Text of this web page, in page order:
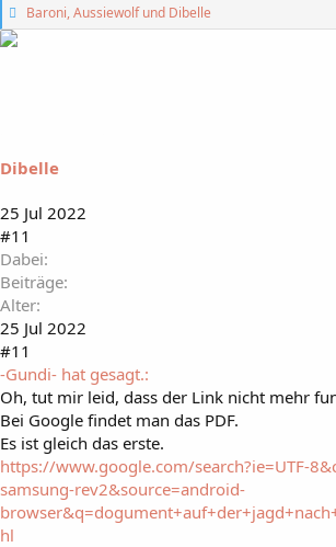
G
e
r
Baroni,Aussiewolfund Dibelle
Dibelle
25 Jul 2022
#11
Dabei
Beiträge
Alter
25 Jul 2022
#11
-Gundi- hat gesagt.:
Oh, tut mir leid, dass der Link nicht mehr
Bei Google findet man das PDF.
Es ist gleich das erste.
https://www.google.com/search?ie=UTF-
samsung-rev2&source=android-
hl